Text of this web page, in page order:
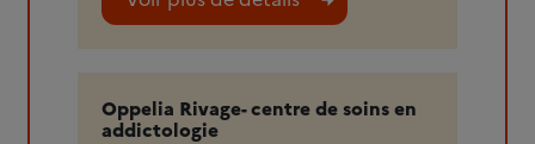
Oppelia Rivage- centre de soins en
addictologie